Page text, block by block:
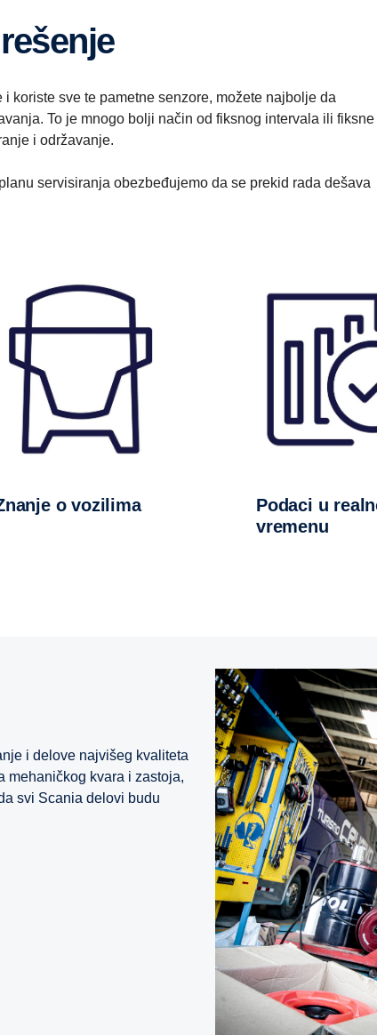
koriste sve te pametne senzore, možete najbolje da
To je mnogo bolji način od fiksnog intervala ili fiksne
i održavanje.
servisiranja obezbeđujemo da se prekid rada dešava
Znanje o vozilima
Podaci u realnom
vremenu
i delove najvišeg kvaliteta
mehaničkog kvara i zastoja,
svi Scania delovi budu